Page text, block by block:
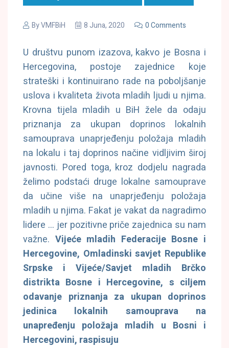
ByVMFBiH 8 Juna, 2020 0 Comments
U društvu punom izazova, kakvo je Bosna i
Hercegovina, postoje zajednice koje
strateški i kontinuirano rade na poboljšanje
uslova i kvaliteta života mladih ljudi u njima.
Krovna tijela mladih u BiH žele da odaju
priznanja za ukupan doprinos lokalnih
samouprava unaprjeđenju položaja mladih
na lokalu i taj doprinos načine vidljivim široj
javnosti. Pored toga, kroz dodjelu nagrada
želimo podstaći druge lokalne samouprave
da učine više na unaprjeđenju položaja
mladih u njima. Fakat je vakat da nagradimo
lidere … jer pozitivne priče zajednica su nam
važne. Vijeće mladih Federacije Bosne i
Hercegovine, Omladinski savjet Republike
Srpske i Vijeće/Savjet mladih Brčko
distrikta Bosne i Hercegovine, s ciljem
odavanje priznanja za ukupan doprinos
jedinica lokalnih samouprava na
unapređenju položaja mladih u Bosni i
Hercegovini, raspisuju